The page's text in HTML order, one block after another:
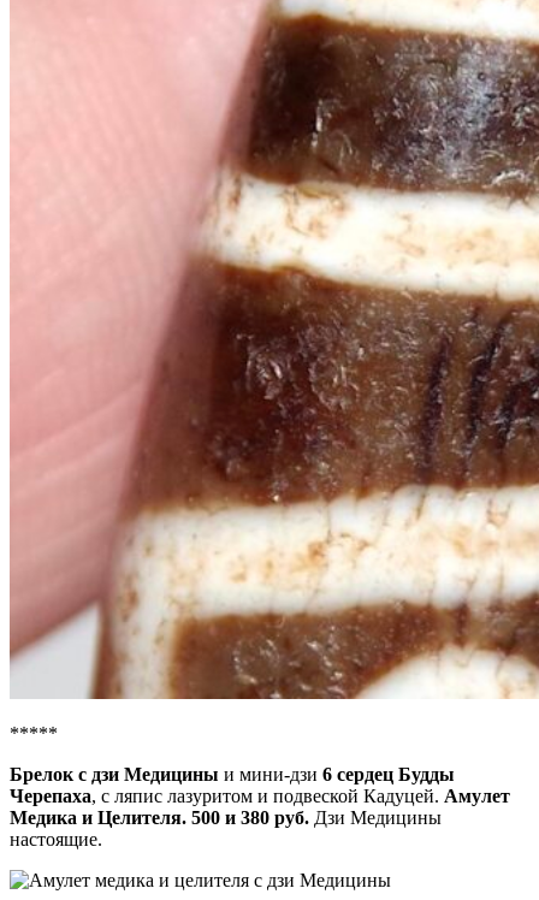
*****
Брелок с дзи Медицины и мини-дзи 6 сердец Будды
Черепаха, с ляпис лазуритом и подвеской Кадуцей. Амулет
Медика и Целителя. 500 и 380 руб. Дзи Медицины
настоящие.